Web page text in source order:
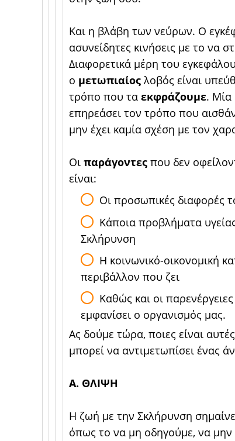
Και η βλάβη των νεύρων. Ο
ασυνείδητες κινήσεις με το να
Διαφορετικά μέρη του
ο μετωπιαίος λοβός είναι
τρόπο που τα εκφράζουμε. Μία
επηρεάσει τον τρόπο που
μην έχει καμία σχέση με τον
Οι παράγοντες που δεν
είναι:
Οι προσωπικές διαφορές
Κάποια προβλήματα
Σκλήρυνση
Η κοινωνικό-οικονομική
περιβάλλον που ζει
Καθώς και οι
εμφανίσει ο οργανισμός μας.
Ας δούμε τώρα, ποιες είναι
μπορεί να αντιμετωπίσει ένας
Α. ΘΛΙΨΗ
Η ζωή με την Σκλήρυνση
όπως το να μη οδηγούμε, να